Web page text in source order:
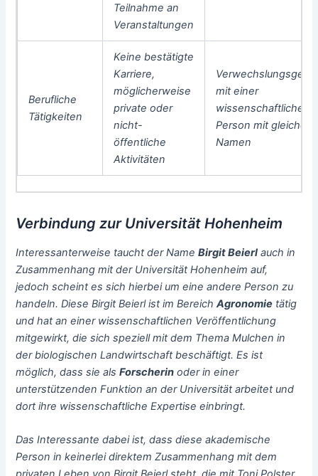
Teilnahme an
Veranstaltungen
Berufliche
Tätigkeiten
Keine bestätigte
Karriere,
möglicherweise
private oder
nicht-
öffentliche
Aktivitäten
mit einer
wissenschaftlichen
Person mit gleichem
Namen
Verbindung zur Universität Hohenheim
Interessanterweise taucht der NameBirgit Beierl auch in
Zusammenhang mit der Universität Hohenheim auf,
jedoch scheint es sich hierbei um eine andere Person zu
handeln. Diese Birgit Beierl ist im BereichAgronomie tätig
und hat an einer wissenschaftlichen Veröffentlichung
mitgewirkt, die sich speziell mit dem ThemaMulchen in
der biologischen Landwirtschaftbeschäftigt. Es ist
möglich, dass sie alsForscherin oder in einer
unterstützenden Funktion an der Universität arbeitet und
dort ihre wissenschaftliche Expertise einbringt.
Das Interessante dabei ist, dass diese akademische
Person in keinerlei direktem Zusammenhang mit dem